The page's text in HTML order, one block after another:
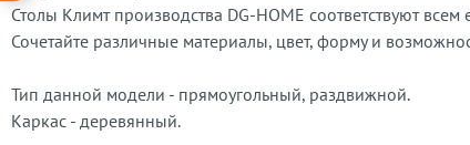
Столы Климт производства DG-HOME соответствуют
Сочетайте различные материалы, цвет, форму и
Тип данной модели - прямоугольный, раздвижной.
Каркас - деревянный.